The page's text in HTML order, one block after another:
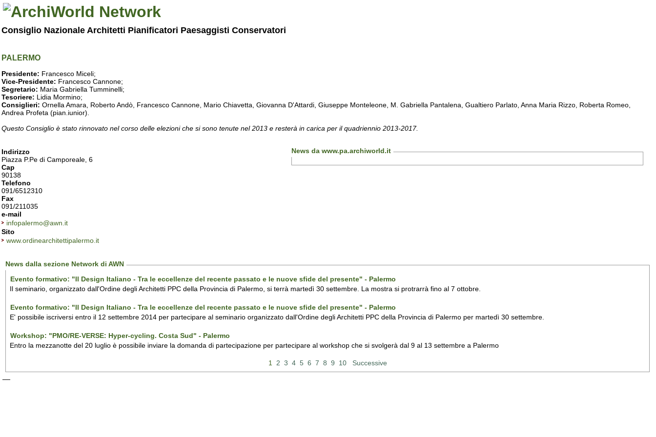
Consiglio Nazionale Architetti Pianificatori Paesaggisti Conservatori
PALERMO
Presidente: Francesco Miceli;
Vice-Presidente: Francesco Cannone;
Segretario: Maria Gabriella Tumminelli;
Tesoriere: Lidia Mormino;
Consiglieri: Ornella Amara, Roberto Andò, Francesco Cannone, Mario Chiavetta, Giovanna D'Attardi, Giuseppe Monteleone, M. Gabriella Pantalena, Gualtiero Parlato, Anna Maria Rizzo, Roberta Romeo,
Andrea Profeta (pian.iunior).
Questo Consiglio è stato rinnovato nel corso delle elezioni che si sono tenute nel 2013 e resterà in carica per il quadriennio 2013-2017.
Indirizzo
Piazza P.Pe di Camporeale, 6
Cap
90138
Telefono
091/6512310
Fax
091/211035
e-mail
infopalermo@awn.it
Sito
www.ordinearchitettipalermo.it
News da www.pa.archiworld.it
News dalla sezione Network di AWN
Evento formativo: "Il Design Italiano - Tra le eccellenze del recente passato e le nuove sfide del presente" - Palermo
Il seminario, organizzato dall'Ordine degli Architetti PPC della Provincia di Palermo, si terrà martedì 30 settembre. La mostra si protrarrà fino al 7 ottobre.
Evento formativo: "Il Design Italiano - Tra le eccellenze del recente passato e le nuove sfide del presente" - Palermo
E' possibile iscriversi entro il 12 settembre 2014 per partecipare al seminario organizzato dall'Ordine degli Architetti PPC della Provincia di Palermo per martedì 30 settembre.
Workshop: "PMO/RE-VERSE: Hyper-cycling. Costa Sud" - Palermo
Entro la mezzanotte del 20 luglio è possibile inviare la domanda di partecipazione per partecipare al workshop che si svolgerà dal 9 al 13 settembre a Palermo
1 2 3 4 5 6 7 8 9 10 Successive